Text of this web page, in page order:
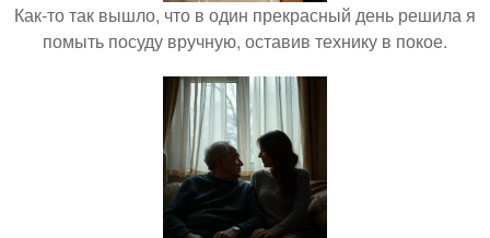
Как-то так вышло, что в один прекрасный день решила я
помыть посуду вручную, оставив технику в покое.